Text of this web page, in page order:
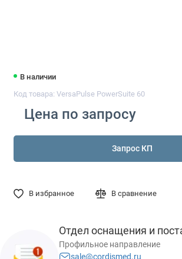
В наличии
Код товара: VersaPulse PowerSuite 60
Цена по запросу
Запрос КП
В избранное В сравнение
Отдел оснащения и
Профильное направление